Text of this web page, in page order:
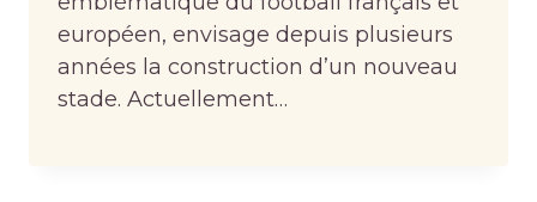
européen, envisage depuis plusieurs
années la construction d’un nouveau
stade. Actuellement…